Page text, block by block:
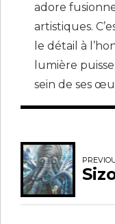
adore
artistiques.
le détail à
lumière
sein de ses